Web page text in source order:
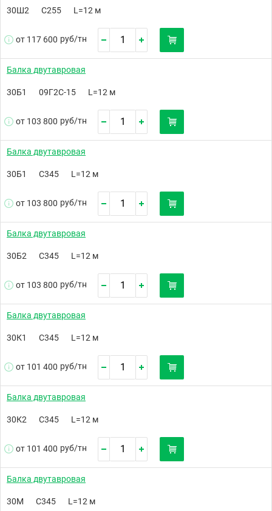
30Ш2 С255 L=12 м
от 117 600 руб/тн
Балка двутавровая
30Б1 09Г2С-15 L=12 м
от 103 800 руб/тн
Балка двутавровая
30Б1 С345 L=12 м
от 103 800 руб/тн
Балка двутавровая
30Б2 С345 L=12 м
от 103 800 руб/тн
Балка двутавровая
30К1 С345 L=12 м
от 101 400 руб/тн
Балка двутавровая
30К2 С345 L=12 м
от 101 400 руб/тн
Балка двутавровая
30М С345 L=12 м